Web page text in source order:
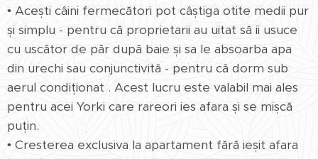
• Acești câini fermecători pot câștiga otite medii pur
și simplu - pentru că proprietarii au uitat să ii usuce
cu uscător de păr după baie și sa le absoarba apa
din urechi sau conjunctivită - pentru că dorm sub
aerul condiționat . Acest lucru este valabil mai ales
pentru acei Yorki care rareori ies afara și se mișcă
puțin.
• Cresterea exclusiva la apartament fără ieșit afara